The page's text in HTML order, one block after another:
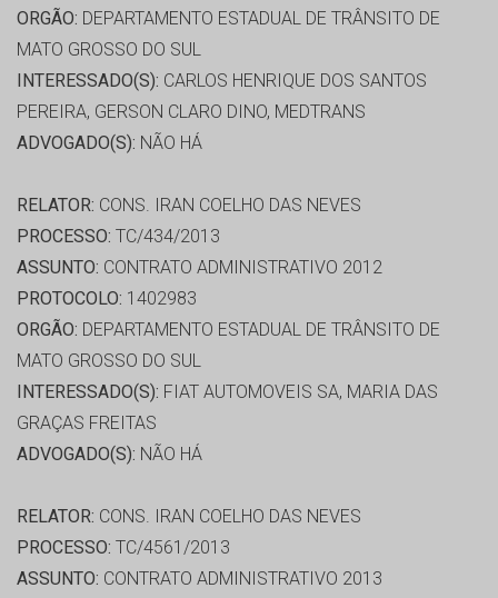
ORGÃO: DEPARTAMENTO ESTADUAL DE TRÂNSITO DE
MATO GROSSO DO SUL
INTERESSADO(S): CARLOS HENRIQUE DOS SANTOS
PEREIRA, GERSON CLARO DINO, MEDTRANS
ADVOGADO(S): NÃO HÁ
RELATOR: CONS. IRAN COELHO DAS NEVES
PROCESSO: TC/434/2013
ASSUNTO: CONTRATO ADMINISTRATIVO 2012
PROTOCOLO: 1402983
ORGÃO: DEPARTAMENTO ESTADUAL DE TRÂNSITO DE
MATO GROSSO DO SUL
INTERESSADO(S): FIAT AUTOMOVEIS SA, MARIA DAS
GRAÇAS FREITAS
ADVOGADO(S): NÃO HÁ
RELATOR: CONS. IRAN COELHO DAS NEVES
PROCESSO: TC/4561/2013
ASSUNTO: CONTRATO ADMINISTRATIVO 2013